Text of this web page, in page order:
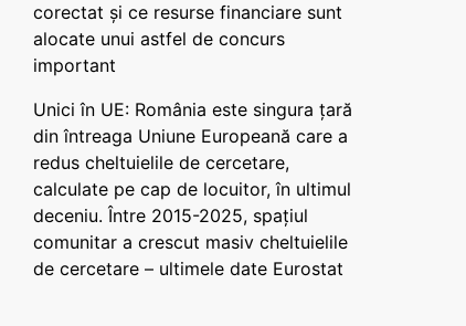
corectat și ce resurse financiare sunt
alocate unui astfel de concurs
important
Unici în UE: România este singura țară
din întreaga Uniune Europeană care a
redus cheltuielile de cercetare,
calculate pe cap de locuitor, în ultimul
deceniu. Între 2015-2025, spațiul
comunitar a crescut masiv cheltuielile
de cercetare – ultimele date Eurostat